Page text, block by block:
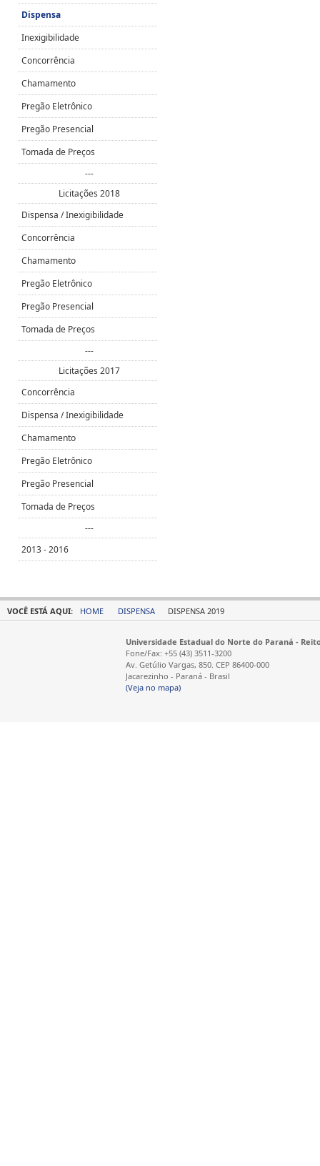
Dispensa
Inexigibilidade
Concorrência
Chamamento
Pregão Eletrônico
Pregão Presencial
Tomada de Preços
---
Licitações 2018
Dispensa / Inexigibilidade
Concorrência
Chamamento
Pregão Eletrônico
Pregão Presencial
Tomada de Preços
---
Licitações 2017
Concorrência
Dispensa / Inexigibilidade
Chamamento
Pregão Eletrônico
Pregão Presencial
Tomada de Preços
---
2013 - 2016
VOCÊ ESTÁ AQUI: HOME DISPENSA DISPENSA 2019
Universidade Estadual do Norte do Paraná -
Fone/Fax: +55 (43) 3511-3200
Av. Getúlio Vargas, 850. CEP 86400-000
Jacarezinho - Paraná - Brasil
(Veja no mapa)